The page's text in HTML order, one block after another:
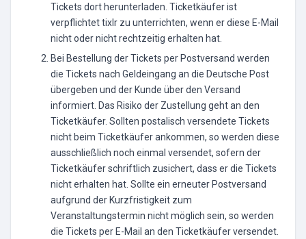
Tickets dort herunterladen. Ticketkäufer ist
verpflichtet tixlr zu unterrichten, wenn er diese E-Mail
nicht oder nicht rechtzeitig erhalten hat.
Bei Bestellung der Tickets per Postversand werden
die Tickets nach Geldeingang an die Deutsche Post
übergeben und der Kunde über den Versand
informiert. Das Risiko der Zustellung geht an den
Ticketkäufer. Sollten postalisch versendete Tickets
nicht beim Ticketkäufer ankommen, so werden diese
ausschließlich noch einmal versendet, sofern der
Ticketkäufer schriftlich zusichert, dass er die Tickets
nicht erhalten hat. Sollte ein erneuter Postversand
aufgrund der Kurzfristigkeit zum
Veranstaltungstermin nicht möglich sein, so werden
die Tickets per E-Mail an den Ticketkäufer versendet.